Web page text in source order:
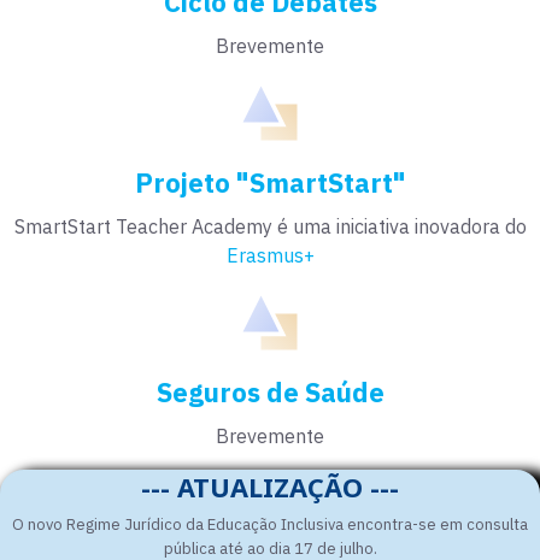
Brevemente
Projeto "SmartStart"
SmartStart Teacher Academy é uma iniciativa inovadora do
Erasmus+
Seguros de Saúde
Brevemente
--- ATUALIZAÇÃO ---
O novo Regime Jurídico da Educação Inclusiva encontra-se em consulta
pública até ao dia 17 de julho.